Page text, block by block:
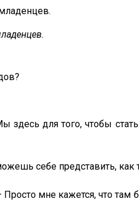
здесь для того, чтобы
себе представить, как
мне кажется, что